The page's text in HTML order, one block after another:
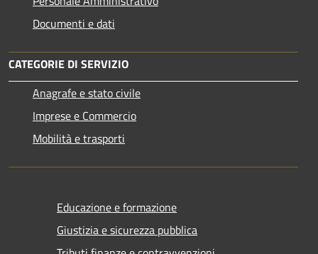
Documenti e dati
CATEGORIE DI SERVIZIO
Anagrafe e stato civile
Imprese e Commercio
Mobilità e trasporti
Educazione e formazione
Giustizia e sicurezza pubblica